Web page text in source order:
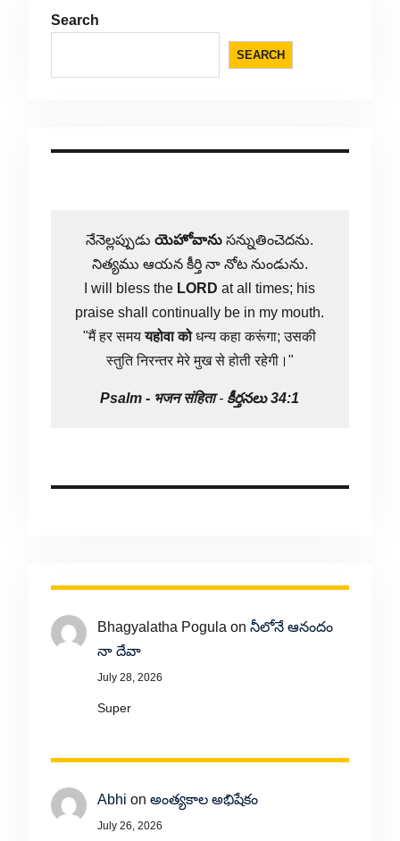
Search
SEARCH
నేనెల్లప్పుడుయెహోవాను సన్నుతించెదను.
నిత్యము ఆయన కీర్తి నా నోట నుండును.
I will bless the LORD at all times; his
praise shall continually be in my mouth.
"मैं हर समययहोवा कोधन्य कहा करूंगा; उसकी
स्तुति निरन्तर मेरे मुख से होती रहेगी।"
Psalm - भजन संहिता- కీర్తనలు 34:1
Bhagyalatha Pogula on నీలోనే ఆనందం
నా దేవా
July 28, 2026
Super
Abhi on అంత్యకాల అభిషేకం
July 26, 2026